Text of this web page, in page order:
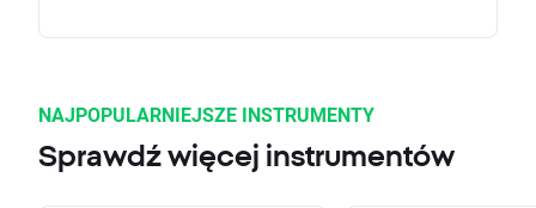
NAJPOPULARNIEJSZE INSTRUMENTY
Sprawdź więcej instrumentów